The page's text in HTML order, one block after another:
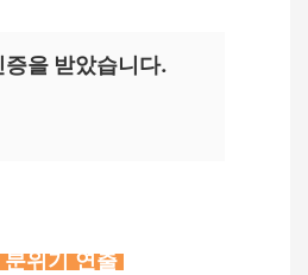
증을 받았습니다.
위기 연출